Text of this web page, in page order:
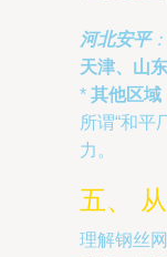
河北安平
天津、山
* 其他区域
所谓“和平
力。
五、
理解钢丝